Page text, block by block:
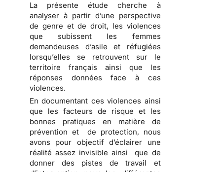
La présente étude cherche à
analyser à partir d’une perspective
de genre et de droit, les violences
que subissent les femmes
demandeuses d’asile et réfugiées
lorsqu’elles se retrouvent sur le
territoire français ainsi que les
réponses données face à ces
violences.
En documentant ces violences ainsi
que les facteurs de risque et les
bonnes pratiques en matière de
prévention et de protection, nous
avons pour objectif d’éclairer une
réalité assez invisible ainsi que de
donner des pistes de travail et